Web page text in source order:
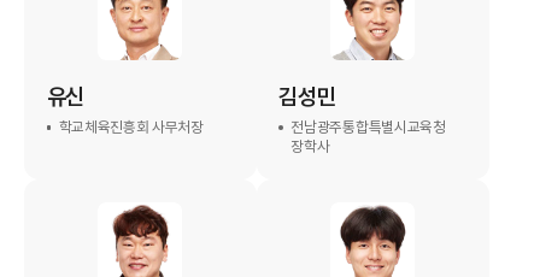
유신
학교체육진흥회 사무처장
김성민
전남광주통합특별시교육청
장학사